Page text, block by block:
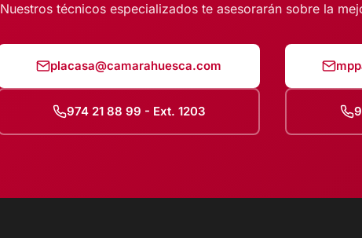
Nuestros técnicos especializados te asesorarán sobre la
placasa@camarahuesca.com
974 21 88 99 - Ext. 1203